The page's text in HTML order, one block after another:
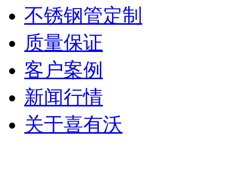
不锈钢管定制
质量保证
客户案例
新闻行情
关于喜有沃